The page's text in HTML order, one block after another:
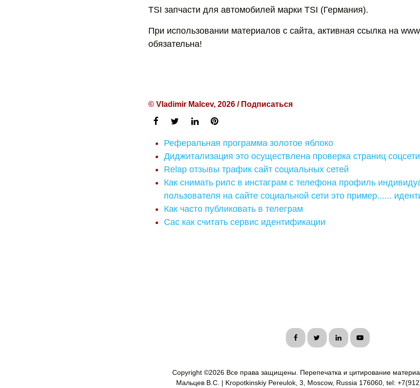
TSI запчасти для автомобилей марки TSI (Германия).
При использовании материалов с сайта, активная ссылка на
обязательна!
© Vladimir Malcev, 2026 / Подписаться
Реферальная программа золотое яблоко
Диджитализация это осуществлена проверка страниц
Relap отзывы трафик сайт социальных сетей
Как снимать рилс в инстаграм с телефона профиль
пользователя на сайте социальной сети это пример......
Как часто публиковать в телеграм
Cac как считать сервис идентификации
Copyright ©2026 Все права защищены. Перепечатка и цитирование
Мальцев В.С. | Kropotkinskiy Pereulok, 3, Moscow, Russia 176060, tel: